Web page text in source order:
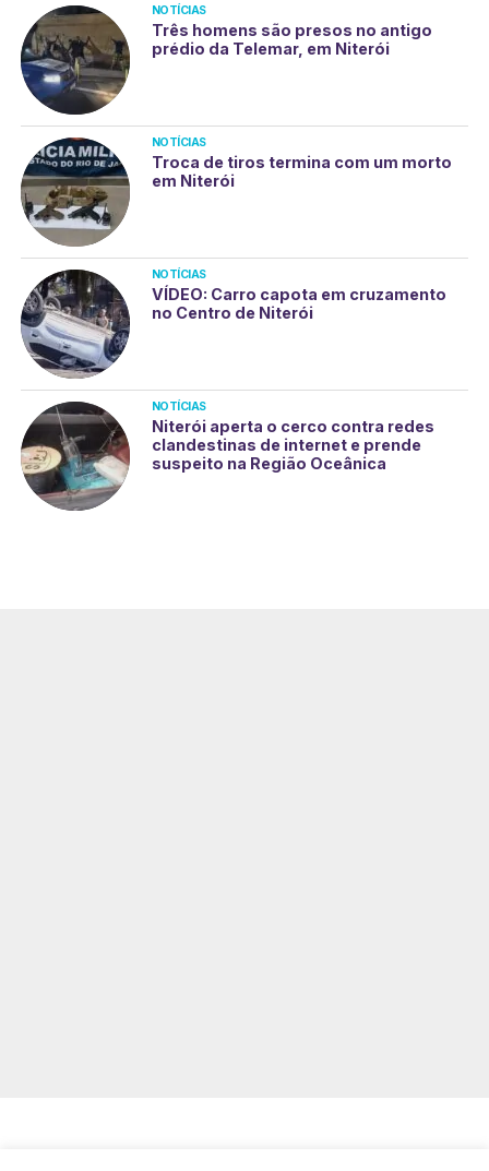
NOTÍCIAS
Três homens são presos no antigo
prédio da Telemar, em Niterói
NOTÍCIAS
Troca de tiros termina com um morto
em Niterói
NOTÍCIAS
VÍDEO: Carro capota em cruzamento
no Centro de Niterói
NOTÍCIAS
Niterói aperta o cerco contra redes
clandestinas de internet e prende
suspeito na Região Oceânica